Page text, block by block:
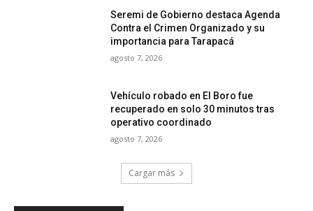
Seremi de Gobierno destaca Agenda
Contra el Crimen Organizado y su
importancia para Tarapacá
agosto 7, 2026
Vehículo robado en El Boro fue
recuperado en solo 30 minutos tras
operativo coordinado
agosto 7, 2026
Cargar más